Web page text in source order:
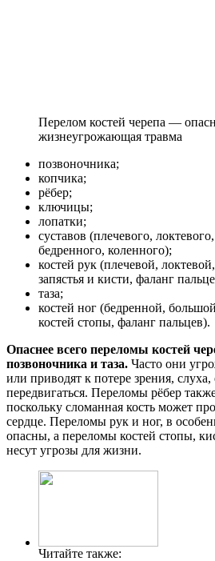
Перелом костей черепа —
жизнеугрожающая травма
позвоночника;
копчика;
рёбер;
ключицы;
лопатки;
суставов (плечевого,
бедренного, коленного);
костей рук (плечевой,
запястья и кисти, фаланг
таза;
костей ног (бедренной,
костей стопы, фаланг пальцев).
Опаснее всего переломы костей
позвоночника и таза. Часто они
или приводят к потере зрения, слуха,
передвигаться. Переломы рёбер
поскольку сломанная кость может
сердце. Переломы рук и ног, в
опасны, а переломы костей стопы,
несут угрозы для жизни.
Читайте также: